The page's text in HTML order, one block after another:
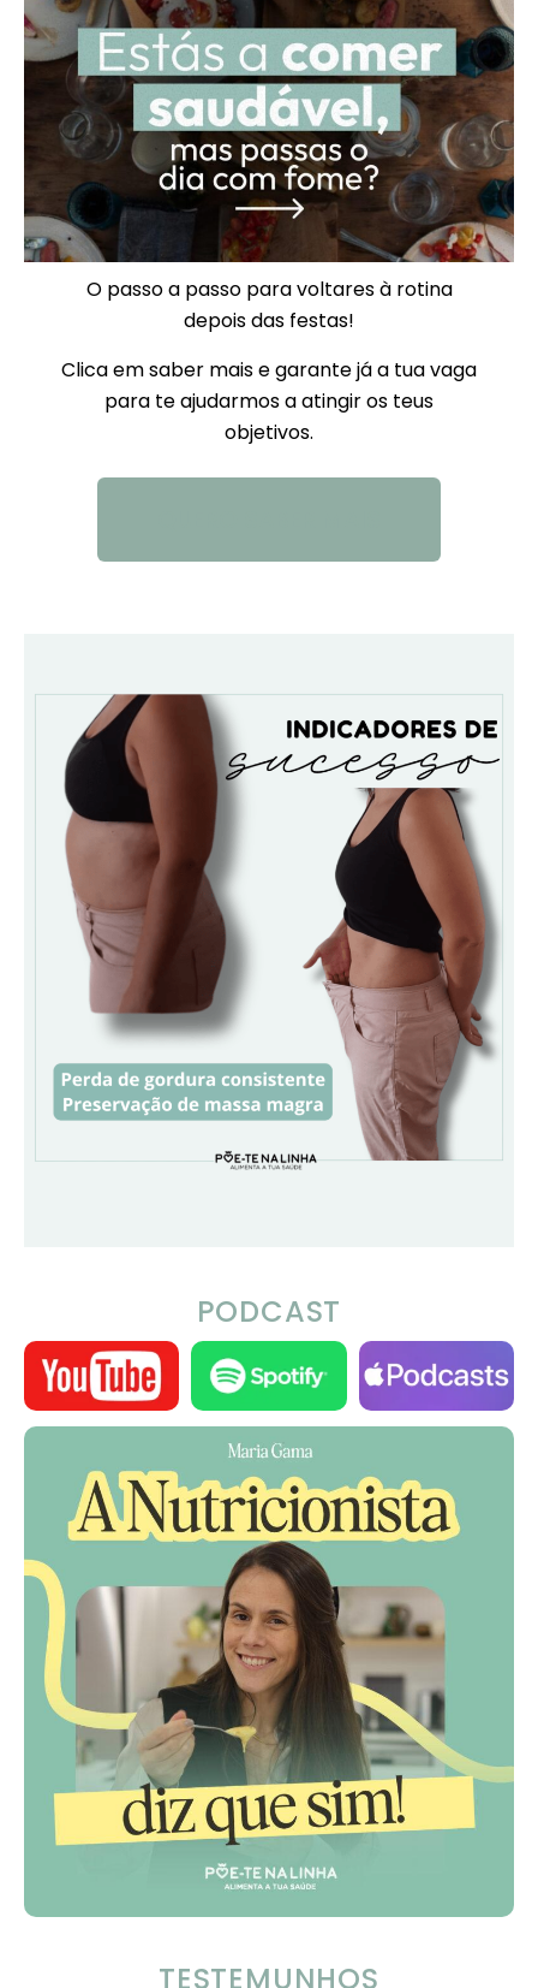
O passo a passo para voltares à rotina
depois das festas!
Clica em saber mais e garante já a tua vaga
para te ajudarmos a atingir os teus
objetivos.
PODCAST
TESTEMUNHOS